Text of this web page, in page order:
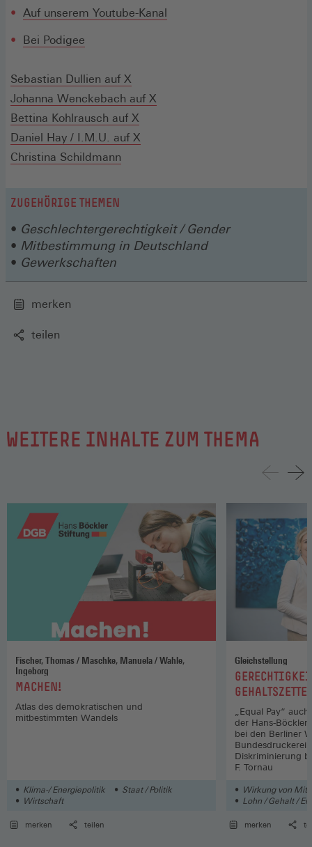
neuen
Fenster) einem
Auf unserem Youtube-Kanal
Bei Podige(Öffnet
einem
neuen
Fenster)
e
einem
neuen
Fenster)
Sebastian Dullien auf X
in
einem
neuen
Johanna Wenckebach auf X
Bettina Kohlrausch auf X
in
Daniel Hay / I.M.U. auf X
Christina Schildmann
ZUGEHÖRIGE THEMEN
Geschlechtergerechtigkeit / Gender
Mitbestimmung in Deutschland
Gewerkschaften
merken
teilen
WEITERE INHALTE ZUM THEMA
Fischer, Thomas / Maschke, Manuela / Wahle,
Ingeborg
:MACHEN!
Atlas des demokratischen und
mitbestimmten Wandels
Klima-/ Energiepolitik
Staat / Politik
Wirtschaft
merken teilen
Gleichstellung
:
GEHALTSZETTEL
„Equal Pay“
der Hans-
bei den Berliner
Bundesdruckerei
Diskriminierung
F. Tornau
Wirkung von
Lohn / Gehalt /
merken